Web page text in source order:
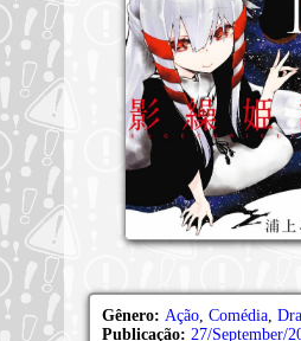
Gênero: Ação, Comédia,
Publicação: 27/September/